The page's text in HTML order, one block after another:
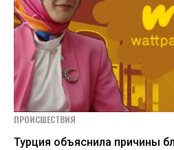
ПРОИСШЕСТВИЯ
Турция объяснила причины